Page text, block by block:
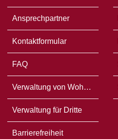
Ansprechpartner
Kontaktformular
FAQ
Verwaltung von Wohneigentum
Verwaltung für Dritte
Barrierefreiheit